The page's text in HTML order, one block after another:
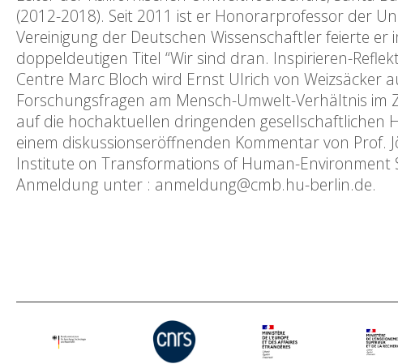
(2012-2018). Seit 2011 ist er Honorarprofessor der
Vereinigung der Deutschen Wissenschaftler feierte
doppeldeutigen Titel “Wir sind dran. Inspirieren-
Centre Marc Bloch wird Ernst Ulrich von Weizsäcker
Forschungsfragen am Mensch-Umwelt-Verhältnis
auf die hochaktuellen dringenden gesellschaftlichen
einem diskussionseröffnenden Kommentar von Prof.
Institute on Transformations of Human-Environment
Anmeldung unter : anmeldung@cmb.hu-berlin.de.